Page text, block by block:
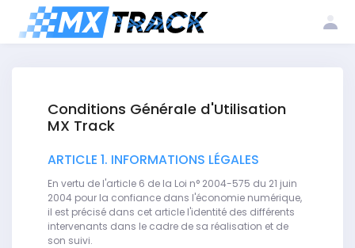
Me
connecter
Créer mon
compte
Conditions Générale d'Utilisation
MX Track
ARTICLE 1. INFORMATIONS LÉGALES
En vertu de l'article 6 de la Loi n° 2004-575 du 21 juin
2004 pour la confiance dans l'économie numérique,
il est précisé dans cet article l'identité des différents
intervenants dans le cadre de sa réalisation et de
son suivi.